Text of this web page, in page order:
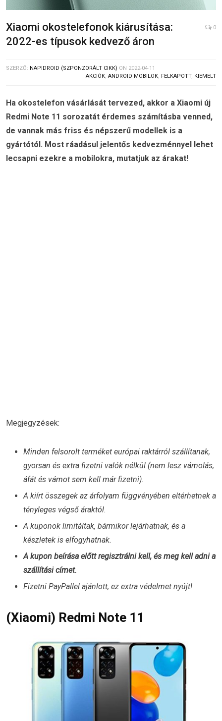
Xiaomi okostelefonok kiárusítása:
2022-es típusok kedvező áron
0
SZERZŐ: NAPIDROID (SZPONZORÁLT CIKK) ON 2022-04-11
AKCIÓK, ANDROID MOBILOK, FELKAPOTT, KIEMELT
Ha okostelefon vásárlását tervezed, akkor a Xiaomi új
Redmi Note 11 sorozatát érdemes számításba venned,
de vannak más friss és népszerű modellek is a
gyártótól. Most ráadásul jelentős kedvezménnyel lehet
lecsapni ezekre a mobilokra, mutatjuk az árakat!
Megjegyzések:
Minden felsorolt terméket európai raktárról szállítanak,
gyorsan és extra fizetni valók nélkül (nem lesz vámolás,
áfát és vámot sem kell már fizetni).
A kiírt összegek az árfolyam függvényében eltérhetnek a
tényleges végső áraktól.
A kuponok limitáltak, bármikor lejárhatnak, és a
készletek is elfogyhatnak.
A kupon beírása előtt regisztrálni kell, és meg kell adni a
szállítási címet.
Fizetni PayPallel ajánlott, ez extra védelmet nyújt!
(Xiaomi) Redmi Note 11